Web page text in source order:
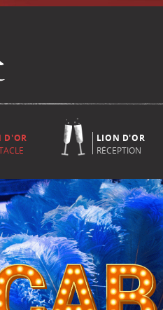
D'OR
LION D'OR
RÉCEPTION